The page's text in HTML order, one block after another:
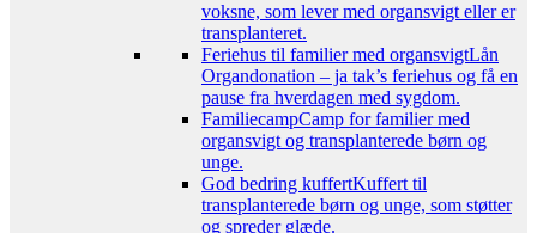
voksne, som lever med organsvigt eller er
transplanteret.
Feriehus til familier med organsvigtLån
Organdonation – ja tak’s feriehus og få en
pause fra hverdagen med sygdom.
FamiliecampCamp for familier med
organsvigt og transplanterede børn og
unge.
God bedring kuffertKuffert til
transplanterede børn og unge, som støtter
og spreder glæde.